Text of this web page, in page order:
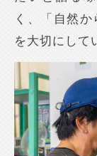
く、「自然
を大切にして